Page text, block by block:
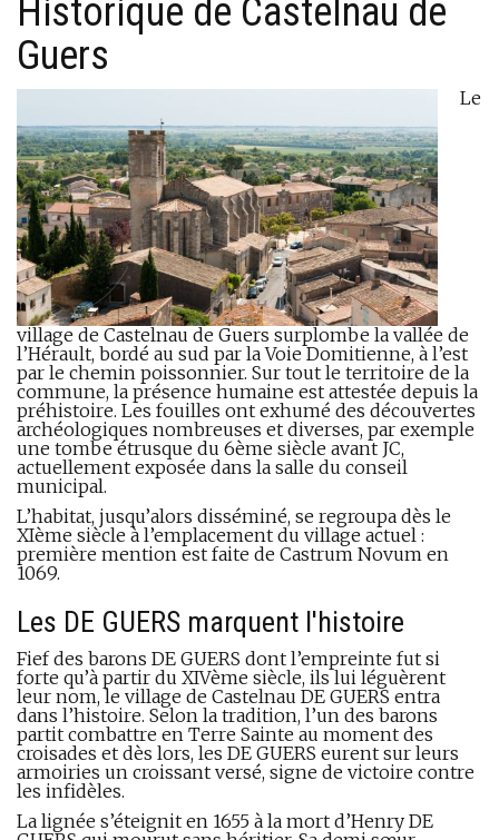
Historique de Castelnau de
Guers
Le
village de Castelnau de Guers surplombe la vallée de
l’Hérault, bordé au sud par la Voie Domitienne, à l’est
par le chemin poissonnier. Sur tout le territoire de la
commune, la présence humaine est attestée depuis la
préhistoire. Les fouilles ont exhumé des découvertes
archéologiques nombreuses et diverses, par exemple
une tombe étrusque du 6ème siècle avant JC,
actuellement exposée dans la salle du conseil
municipal.
L’habitat, jusqu’alors disséminé, se regroupa dès le
XIème siècle à l’emplacement du village actuel :
première mention est faite de Castrum Novum en
1069.
Les DE GUERS marquent l'histoire
Fief des barons DE GUERS dont l’empreinte fut si
forte qu’à partir du XIVème siècle, ils lui léguèrent
leur nom, le village de Castelnau DE GUERS entra
dans l’histoire. Selon la tradition, l’un des barons
partit combattre en Terre Sainte au moment des
croisades et dès lors, les DE GUERS eurent sur leurs
armoiries un croissant versé, signe de victoire contre
les infidèles.
La lignée s’éteignit en 1655 à la mort d’Henry DE